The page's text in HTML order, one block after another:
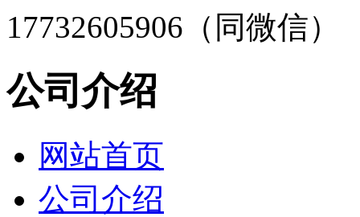
17732605906（同微信）
公司介绍
网站首页
公司介绍